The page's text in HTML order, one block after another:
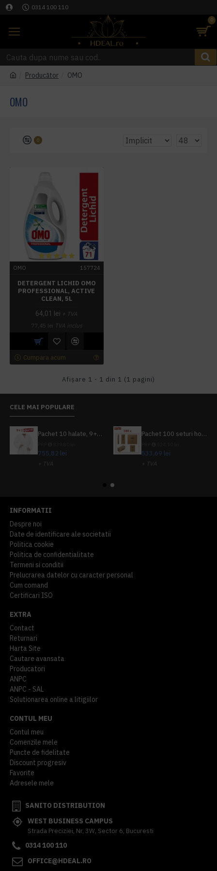
0314 100 110
0
Producător OMO
OMO
0
OMO 157724
DETERGENT LICHID OMO
PROFESSIONAL, ACTIVE
CLEAN, 5L
64,01 lei + TVA
77,45 lei TVA inclus
Cumpara acum
Afişare 1 - 1 din 1 (1 pagini)
CELE MAI POPULARE
Pachet 10 halate, 9+1 gratuit
755,82 lei
+ TVA
Pachet 100 seturi hoteliere, set dentar, set barbierit, casca de dus, pila unghii, set cusut
533,69 lei
+ TVA
INFORMATII
Despre noi
Date de identificare ale societatii
Politica cookie
Politica de confidentialitate
Termeni si conditii
Prelucrarea datelor cu caracter personal
Cum comand
Certificari ISO
EXTRA
Contact
Returnari
Harta Site
Cautare avansata
Producatori
ANPC
ANPC - SAL
Solutionarea online a litigiilor
CONTUL MEU
Contul meu
Comenzile mele
Puncte de fidelitate
Discount progresiv
Favorite
Adresele mele
SANITO DISTRIBUTION
WEST BUSINESS CAMPUS
Strada Preciziei, Nr, 3W, Sector 6, Bucuresti
0314 100 110
OFFICE@HDEAL.RO